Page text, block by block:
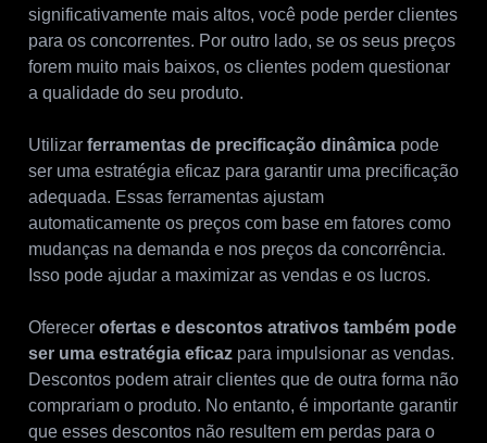
significativamente mais altos, você pode perder clientes
para os concorrentes. Por outro lado, se os seus preços
forem muito mais baixos, os clientes podem questionar
a qualidade do seu produto.
Utilizar ferramentas de precificação dinâmica pode
ser uma estratégia eficaz para garantir uma precificação
adequada. Essas ferramentas ajustam
automaticamente os preços com base em fatores como
mudanças na demanda e nos preços da concorrência.
Isso pode ajudar a maximizar as vendas e os lucros.
Oferecer ofertas e descontos atrativos também pode
ser uma estratégia eficaz para impulsionar as vendas.
Descontos podem atrair clientes que de outra forma não
comprariam o produto. No entanto, é importante garantir
que esses descontos não resultem em perdas para o